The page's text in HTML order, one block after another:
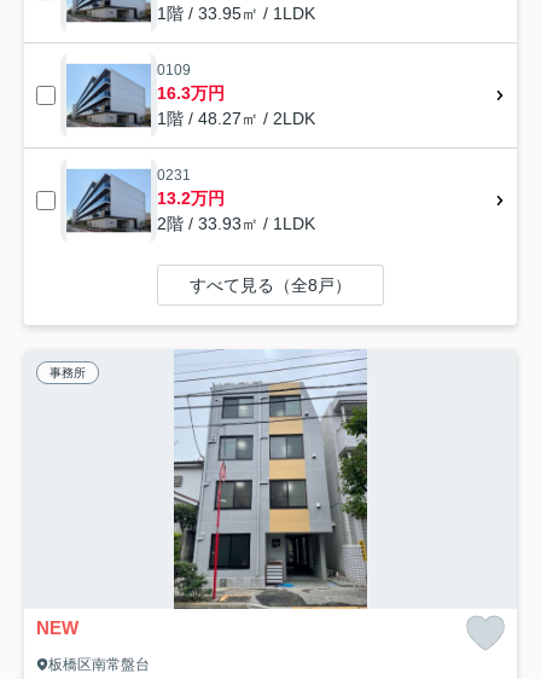
1階 / 33.95㎡ / 1LDK
0109
16.3万円
1階 / 48.27㎡ / 2LDK
0231
13.2万円
2階 / 33.93㎡ / 1LDK
すべて見る（全8戸）
事務所
NEW
板橋区南常盤台